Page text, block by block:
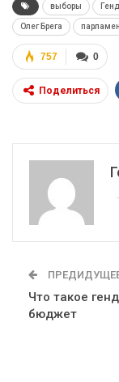
выборы
Олег Брега
0
757
Поделиться
Что такое
бюджет